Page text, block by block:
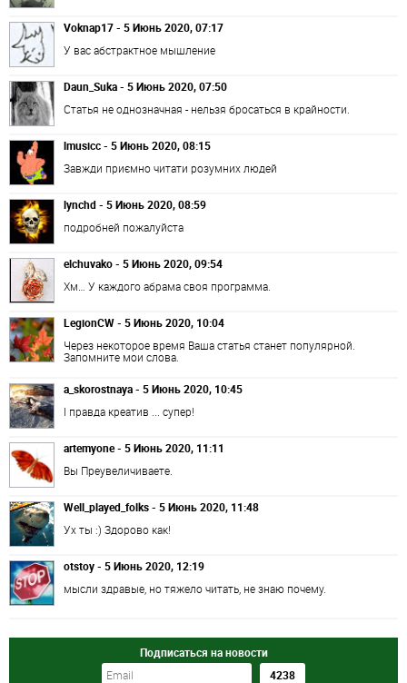
Voknap17 - 5 Июнь 2020, 07:17
У вас абстрактное мышление
Daun_Suka - 5 Июнь 2020, 07:50
Статья не однозначная - нельзя бросаться в крайности.
lmusicc - 5 Июнь 2020, 08:15
Завжди приємно читати розумних людей
lynchd - 5 Июнь 2020, 08:59
подробней пожалуйста
elchuvako - 5 Июнь 2020, 09:54
Хм… У каждого абрама своя программа.
LegionCW - 5 Июнь 2020, 10:04
Через некоторое время Ваша статья станет популярной.
Запомните мои слова.
a_skorostnaya - 5 Июнь 2020, 10:45
І правда креатив ... супер!
artemyone - 5 Июнь 2020, 11:11
Вы Преувеличиваете.
Well_played_folks - 5 Июнь 2020, 11:48
Ух ты :) Здорово как!
otstoy - 5 Июнь 2020, 12:19
мысли здравые, но тяжело читать, не знаю почему.
Подписаться на новости